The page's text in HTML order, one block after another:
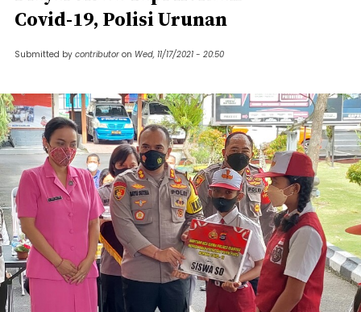
Covid-19, Polisi Urunan
Submitted by contributor on Wed, 11/17/2021 - 20:50